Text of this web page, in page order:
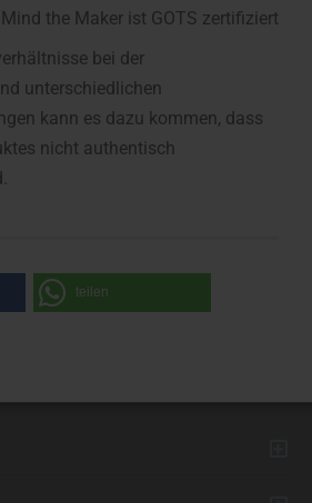
the Maker ist GOTS zertifiziert
bei der
unterschiedlichen
kann es dazu kommen, dass
nicht authentisch
teilen